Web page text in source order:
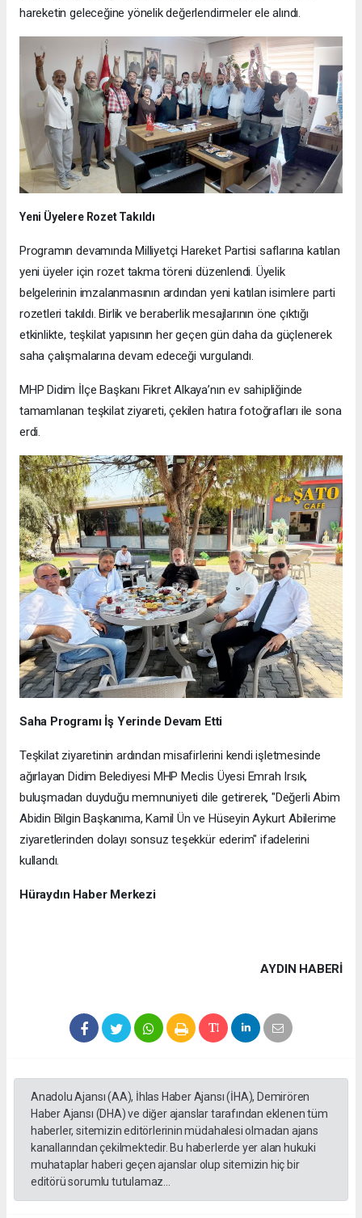
hareketin geleceğine yönelik değerlendirmeler ele alındı.
Yeni Üyelere Rozet Takıldı
Programın devamında Milliyetçi Hareket Partisi saflarına katılan
yeni üyeler için rozet takma töreni düzenlendi. Üyelik
belgelerinin imzalanmasının ardından yeni katılan isimlere parti
rozetleri takıldı. Birlik ve beraberlik mesajlarının öne çıktığı
etkinlikte, teşkilat yapısının her geçen gün daha da güçlenerek
saha çalışmalarına devam edeceği vurgulandı.
MHP Didim İlçe Başkanı Fikret Alkaya’nın ev sahipliğinde
tamamlanan teşkilat ziyareti, çekilen hatıra fotoğrafları ile sona
erdi.
Saha Programı İş Yerinde Devam Etti
Teşkilat ziyaretinin ardından misafirlerini kendi işletmesinde
ağırlayan Didim Belediyesi MHP Meclis Üyesi Emrah Irsık,
buluşmadan duyduğu memnuniyeti dile getirerek, "Değerli Abim
Abidin Bilgin Başkanıma, Kamil Ün ve Hüseyin Aykurt Abilerime
ziyaretlerinden dolayı sonsuz teşekkür ederim" ifadelerini
kullandı.
Hüraydın Haber Merkezi
AYDIN HABERİ
Anadolu Ajansı (AA), İhlas Haber Ajansı (İHA), Demirören
Haber Ajansı (DHA) ve diğer ajanslar tarafından eklenen tüm
haberler, sitemizin editörlerinin müdahalesi olmadan ajans
kanallarından çekilmektedir. Bu haberlerde yer alan hukuki
muhataplar haberi geçen ajanslar olup sitemizin hiç bir
editörü sorumlu tutulamaz...